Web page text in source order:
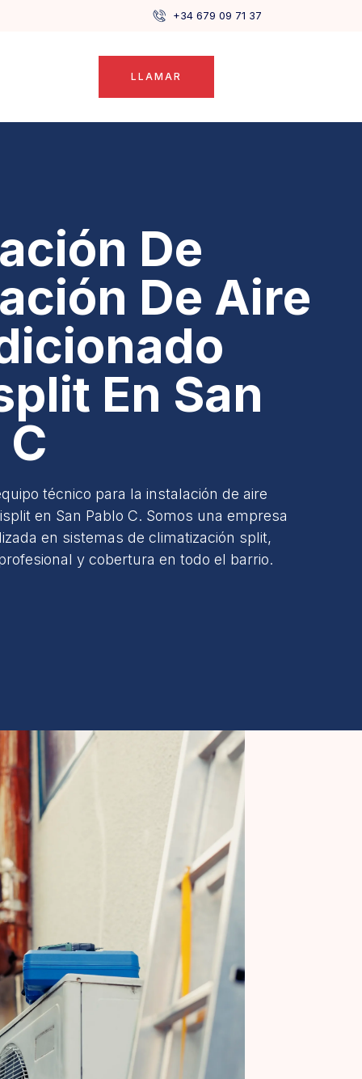
+34 679 09 71 37
LLAMAR
De
De Aire
En San
técnico para la instalación de aire
en San Pablo C. Somos una empresa
en sistemas de climatización split,
y cobertura en todo el barrio.